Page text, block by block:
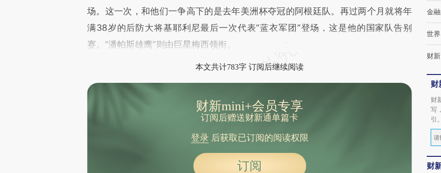
场。这一次，和他们一争高下的是去年美洲杯夺冠的阿根廷队。再过两个月就将年
满38岁的后防大将基耶利尼最后一次代表“蓝衣军团”登场，这是他的国家队告别
赛。“潘帕斯雄鹰”则由巨星梅西领衔。
本文共计783字 订阅后继续阅读
财新mini+会员专享
订阅后赠送财新通单篇卡
登录后获取已订阅的阅读权限
订阅
金
世界
财
财
财
写
引。
财